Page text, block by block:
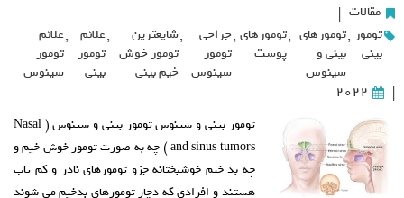
مقالات |
تومور
بینی
,تومورهای
بینی و
سینوس
,تومورهای
پوست
,جراحی
تومور
سینوس
,شایعترین
تومور خوش
خیم بینی
,علائم
تومور
بینی
,علائم
تومور
سینوس
|
2022
تومور بینی و سینوس تومور بینی و سینوس ( Nasal
and sinus tumors ) چه به صورت تومور خوش خیم و
چه بد خیم خوشبختانه جزو تومورهای نادر و کم یاب
هستند و افرادی که دچار تومورهای بدخیم می شوند